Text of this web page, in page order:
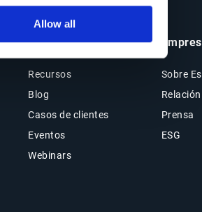
Allow all
Insights y Recursos
Recursos
Blog
Casos de clientes
Eventos
Webinars
Sobre
Prensa
ESG